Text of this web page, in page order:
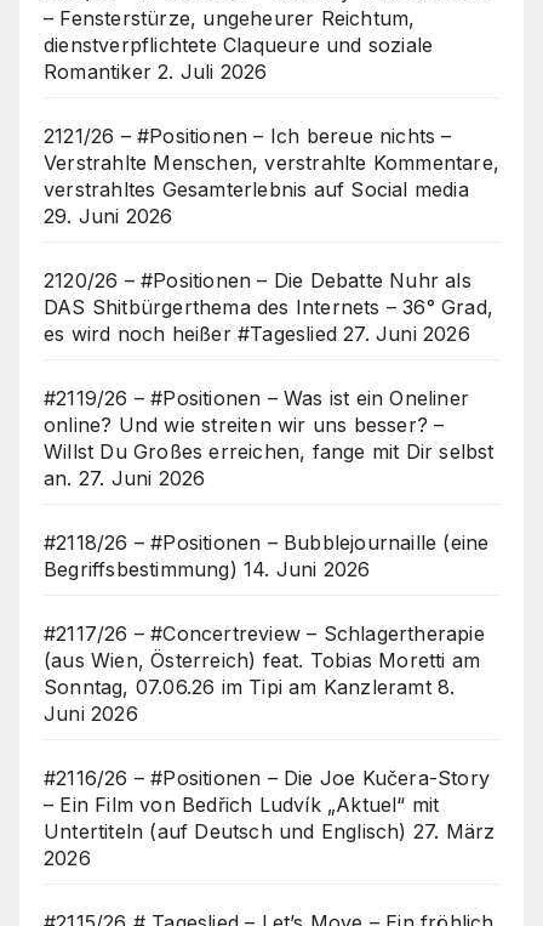
– Fensterstürze, ungeheurer Reichtum,
dienstverpflichtete Claqueure und soziale
Romantiker 2. Juli 2026
2121/26 – #Positionen – Ich bereue nichts –
Verstrahlte Menschen, verstrahlte Kommentare,
verstrahltes Gesamterlebnis auf Social media
29. Juni 2026
2120/26 – #Positionen – Die Debatte Nuhr als
DAS Shitbürgerthema des Internets – 36° Grad,
es wird noch heißer #Tageslied 27. Juni 2026
#2119/26 – #Positionen – Was ist ein Oneliner
online? Und wie streiten wir uns besser? –
Willst Du Großes erreichen, fange mit Dir selbst
an. 27. Juni 2026
#2118/26 – #Positionen – Bubblejournaille (eine
Begriffsbestimmung) 14. Juni 2026
#2117/26 – #Concertreview – Schlagertherapie
(aus Wien, Österreich) feat. Tobias Moretti am
Sonntag, 07.06.26 im Tipi am Kanzleramt 8.
Juni 2026
#2116/26 – #Positionen – Die Joe Kučera-Story
– Ein Film von Bedřich Ludvík „Aktuel“ mit
Untertiteln (auf Deutsch und Englisch) 27. März
2026